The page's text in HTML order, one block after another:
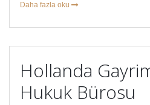
Daha fazla oku
Hollanda
Hukuk Bürosu